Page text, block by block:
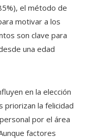
el método de
motivar a los
son clave para
una edad
en la elección
priorizan la felicidad
por el área
factores